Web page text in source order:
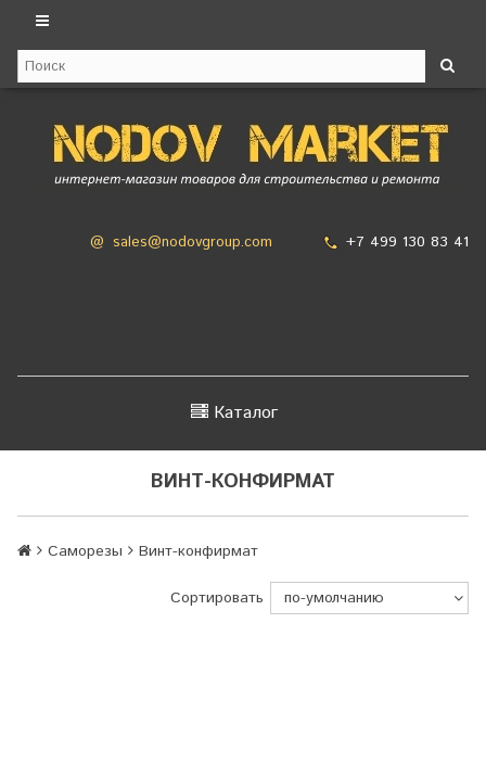
@ sales@nodovgroup.com +7 499 130 83 41
Каталог
ВИНТ-КОНФИРМАТ
Саморезы Винт-конфирмат
Сортировать